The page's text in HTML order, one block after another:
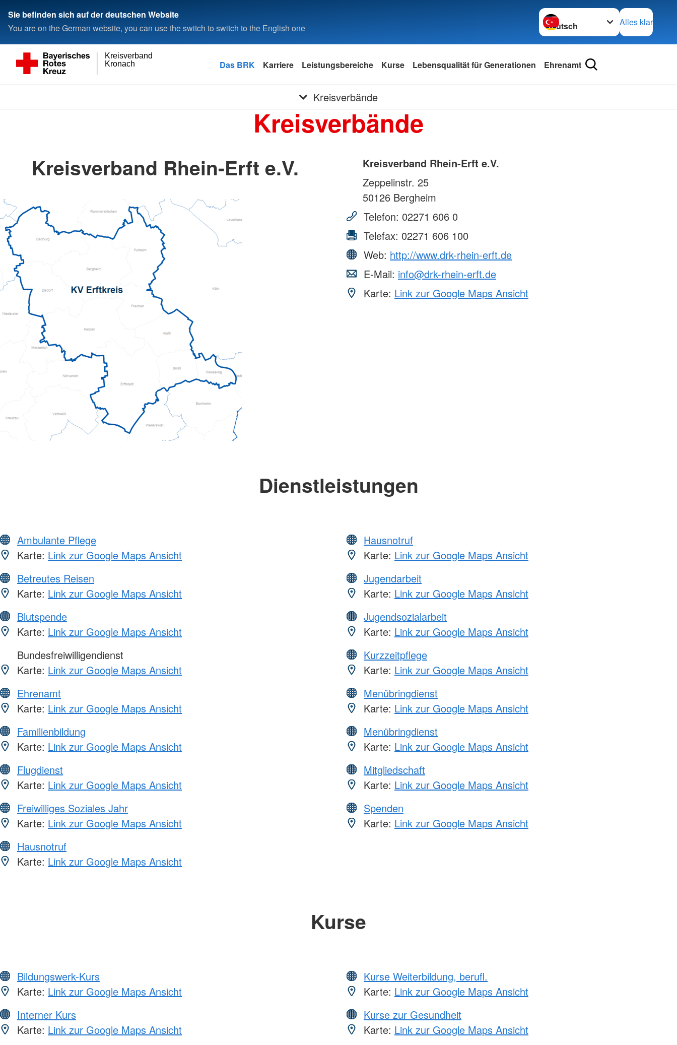
Sie befinden sich auf der deutschen Website
You are on the German website, you can use the switch to switch to the English one
Sprache wechseln zu
Alles klar
Kronach
Kreisverband
Das BRK Karriere Leistungsbereiche Kurse Lebensqualität für Generationen Ehrenamt
Kreisverbände
Kreisverbände
Kreisverband Rhein-Erft e.V.
Kreisverband Rhein-Erft e.V.
Zeppelinstr. 25
50126 Bergheim
Telefon: 02271 606 0
Telefax: 02271 606 100
Web: http://www.drk-rhein-erft.de
E-Mail: info@drk-rhein-erft.de
Karte: Link zur Google Maps Ansicht
Dienstleistungen
Ambulante Pflege
Karte: Link zur Google Maps Ansicht
Betreutes Reisen
Karte: Link zur Google Maps Ansicht
Blutspende
Karte: Link zur Google Maps Ansicht
Bundesfreiwilligendienst
Karte: Link zur Google Maps Ansicht
Ehrenamt
Karte: Link zur Google Maps Ansicht
Familienbildung
Karte: Link zur Google Maps Ansicht
Flugdienst
Karte: Link zur Google Maps Ansicht
Freiwilliges Soziales Jahr
Karte: Link zur Google Maps Ansicht
Hausnotruf
Karte: Link zur Google Maps Ansicht
Hausnotruf
Karte: Link zur Google Maps Ansicht
Jugendarbeit
Karte: Link zur Google Maps Ansicht
Jugendsozialarbeit
Karte: Link zur Google Maps Ansicht
Kurzzeitpflege
Karte: Link zur Google Maps Ansicht
Menübringdienst
Karte: Link zur Google Maps Ansicht
Menübringdienst
Karte: Link zur Google Maps Ansicht
Mitgliedschaft
Karte: Link zur Google Maps Ansicht
Spenden
Karte: Link zur Google Maps Ansicht
Kurse
Bildungswerk-Kurs
Karte: Link zur Google Maps Ansicht
Interner Kurs
Karte: Link zur Google Maps Ansicht
Kurse Weiterbildung, berufl.
Karte: Link zur Google Maps Ansicht
Kurse zur Gesundheit
Karte: Link zur Google Maps Ansicht